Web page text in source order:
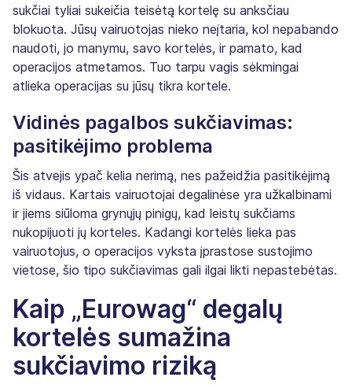
sukčiai tyliai sukeičia teisėtą kortelę su anksčiau
blokuota. Jūsų vairuotojas nieko neįtaria, kol nepabando
naudoti, jo manymu, savo kortelės, ir pamato, kad
operacijos atmetamos. Tuo tarpu vagis sėkmingai
atlieka operacijas su jūsų tikra kortele.
Vidinės pagalbos sukčiavimas:
pasitikėjimo problema
Šis atvejis ypač kelia nerimą, nes pažeidžia pasitikėjimą
iš vidaus. Kartais vairuotojai degalinėse yra užkalbinami
ir jiems siūloma grynųjų pinigų, kad leistų sukčiams
nukopijuoti jų korteles. Kadangi kortelės lieka pas
vairuotojus, o operacijos vyksta įprastose sustojimo
vietose, šio tipo sukčiavimas gali ilgai likti nepastebėtas.
Kaip „Eurowag“ degalų
kortelės sumažina
sukčiavimo riziką